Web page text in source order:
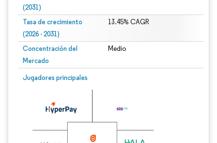
(2031)
Tasa de crecimiento
(2026 - 2031)
13.45% CAGR
Concentración del
Mercado
Medio
Jugadores principales
Imagen © Mordor Intelligence. El uso requiere atribución según CC BY 4.0.